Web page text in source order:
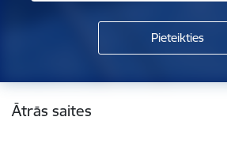
Kājene
Ātrās saites